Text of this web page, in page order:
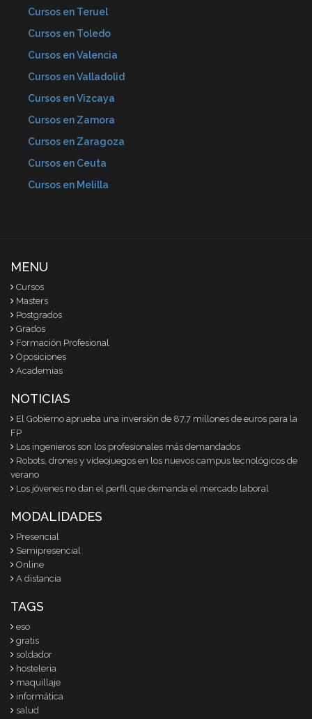
Cursos en Teruel
Cursos en Toledo
Cursos en Valencia
Cursos en Valladolid
Cursos en Vizcaya
Cursos en Zamora
Cursos en Zaragoza
Cursos en Ceuta
Cursos en Melilla
MENU
Cursos
Masters
Postgrados
Grados
Formación Profesional
Oposiciones
Academias
NOTICIAS
El Gobierno aprueba una inversión de 87,7 millones de euros para la
FP
Los ingenieros son los profesionales más demandados
Robots, drones y videojuegos en los nuevos campus tecnológicos de
verano
Los jóvenes no dan el perfil que demanda el mercado laboral
MODALIDADES
Presencial
Semipresencial
Online
A distancia
TAGS
eso
gratis
soldador
hosteleria
maquillaje
informática
salud